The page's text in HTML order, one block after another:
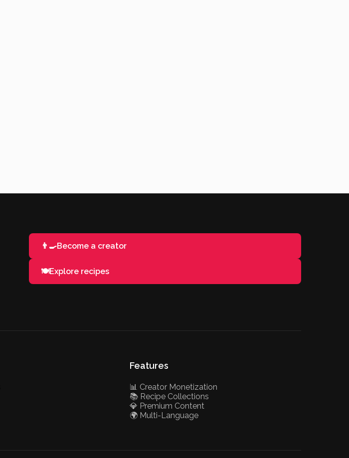
👨‍🍳Become a creator
🍽️Explore recipes
Features
📊 Creator Monetization
📚 Recipe Collections
💎 Premium Content
🌍 Multi-Language